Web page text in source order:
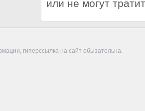
или не могут
гиперссылка на сайт обызательна.